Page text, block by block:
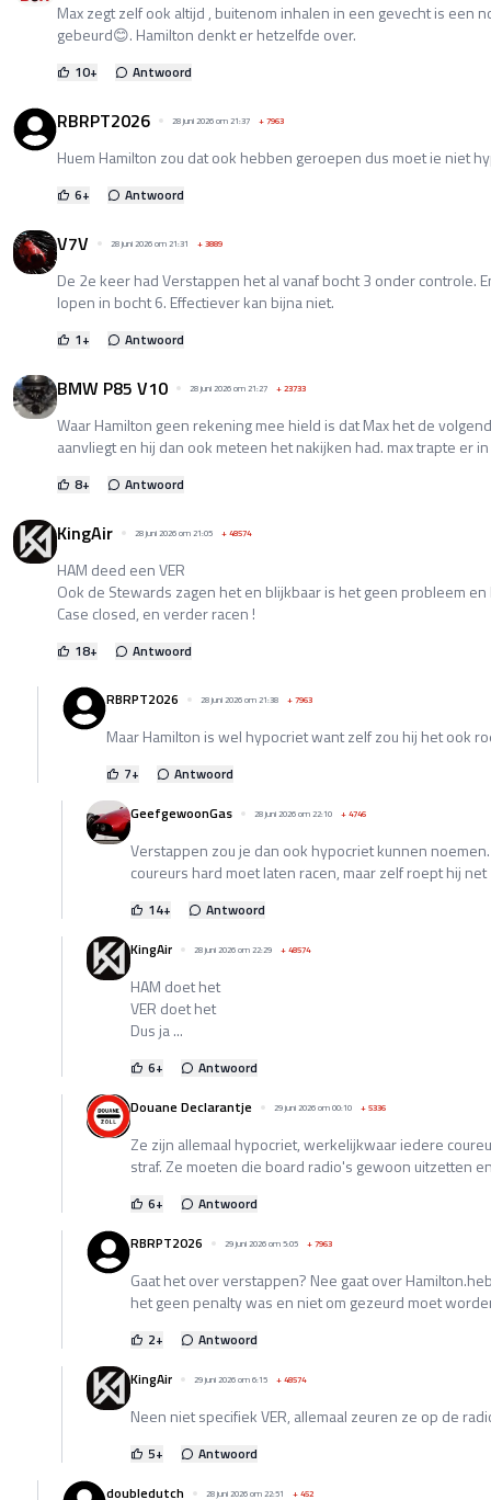
Max zegt zelf ook altijd , buitenom inhalen in een gevecht is een
gebeurd😊. Hamilton denkt er hetzelfde over.
10+ Antwoord
RBRPT2026 28 juni 2026 om 21:37 +7963
Huem Hamilton zou dat ook hebben geroepen dus moet ie niet
6+ Antwoord
V7V 28 juni 2026 om 21:31 +3889
De 2e keer had Verstappen het al vanaf bocht 3 onder controle.
lopen in bocht 6. Effectiever kan bijna niet.
1+ Antwoord
BMW P85 V10 28 juni 2026 om 21:27 +23733
Waar Hamilton geen rekening mee hield is dat Max het de
aanvliegt en hij dan ook meteen het nakijken had. max trapte er
8+ Antwoord
KingAir 28 juni 2026 om 21:05 +48574
HAM deed een VER
Ook de Stewards zagen het en blijkbaar is het geen probleem en
Case closed, en verder racen !
18+ Antwoord
RBRPT2026 28 juni 2026 om 21:38 +7963
Maar Hamilton is wel hypocriet want zelf zou hij het ook
7+
Antwoord
GeefgewoonGas
28 juni 2026 om 22:10 +4746
Verstappen zou je dan ook hypocriet kunnen
coureurs hard moet laten racen, maar zelf roept hij
14+
Antwoord
KingAir
28 juni 2026 om 22:29 +48574
HAM doet het
VER doet het
Dus ja ...
6+
Antwoord
Douane Declarantje
29 juni 2026 om 00:10 +5336
Ze zijn allemaal hypocriet, werkelijkwaar iedere
straf. Ze moeten die board radio's gewoon uitzetten
6+
Antwoord
RBRPT2026
29 juni 2026 om 5:05 +7963
Gaat het over verstappen? Nee gaat over
het geen penalty was en niet om gezeurd moet
2+
Antwoord
KingAir
29 juni 2026 om 6:15 +48574
Neen niet specifiek VER, allemaal zeuren ze op de
5+
Antwoord
doubledutch
28 juni 2026 om 22:51 +452